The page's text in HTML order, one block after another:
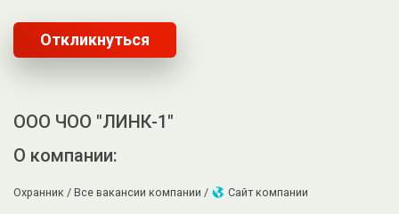
Откликнуться
ООО ЧОО "ЛИНК-1"
О компании:
Охранник / Все вакансии компании / Сайт компании